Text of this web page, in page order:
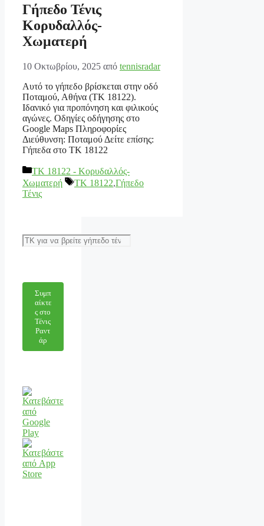
Γήπεδο Τένις
Κορυδαλλός-
Χωματερή
10 Οκτωβρίου, 2025 από tennisradar
Αυτό το γήπεδο βρίσκεται στην οδό
Ποταμού, Αθήνα (ΤΚ 18122).
Ιδανικό για προπόνηση και φιλικούς
αγώνες. Οδηγίες οδήγησης στο
Google Maps Πληροφορίες
Διεύθυνση: Ποταμού Δείτε επίσης:
Γήπεδα στο ΤΚ 18122
Κατηγορίες
ΤΚ 18122 - Κορυδαλλός-
Χωματερή
Ετικέτες
TK 18122,Γήπεδο
Τένις
Αναζήτηση
Συμπ
αίκτε
ς στο
Τένις
Ραντ
άρ